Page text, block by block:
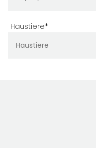
Haustiere*